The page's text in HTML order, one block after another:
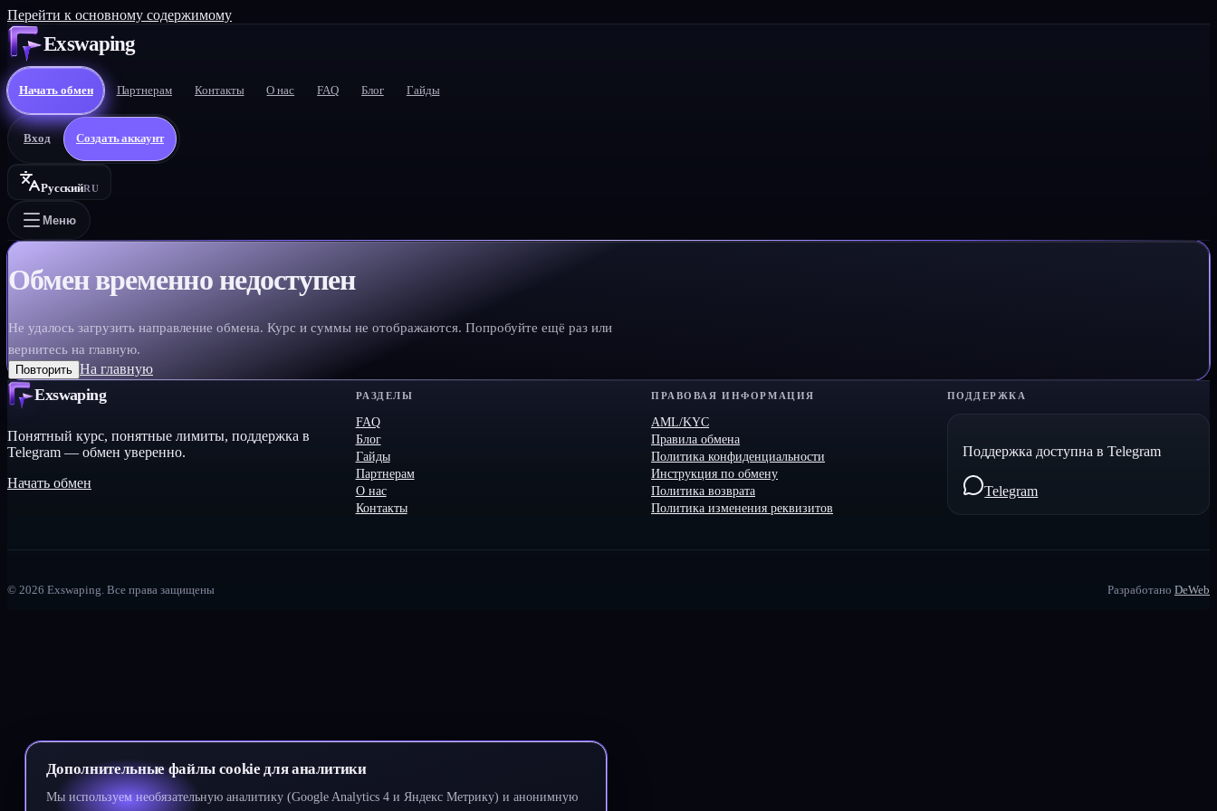
Перейти к основному содержимому
Дополнительные файлы cookie для аналитики
Мы используем необязательную аналитику (Google Analytics 4 и Яндекс Метрику) и анонимную
Exswaping
Начать обмен Партнерам Контакты О нас FAQ Блог Гайды
Вход Создать аккаунт
РусскийRU
Меню
Обмен временно недоступен
Не удалось загрузить направление обмена. Курс и суммы не отображаются. Попробуйте ещё раз или
вернитесь на главную.
Повторить На главную
Exswaping
Понятный курс, понятные лимиты, поддержка в
Telegram — обмен уверенно.
Начать обмен
РАЗДЕЛЫ
FAQ
Блог
Гайды
Партнерам
О нас
Контакты
ПРАВОВАЯ ИНФОРМАЦИЯ
AML/KYC
Правила обмена
Политика конфиденциальности
Инструкция по обмену
Политика возврата
Политика изменения реквизитов
ПОДДЕРЖКА
Поддержка доступна в Telegram
Telegram
© 2026 Exswaping. Все права защищены Разработано DeWeb